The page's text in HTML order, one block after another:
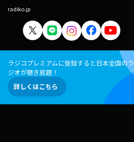
radiko.jp
ラジコプレミアムに登録すると日本全国のラ
ジオが聴き放題！
詳しくはこちら